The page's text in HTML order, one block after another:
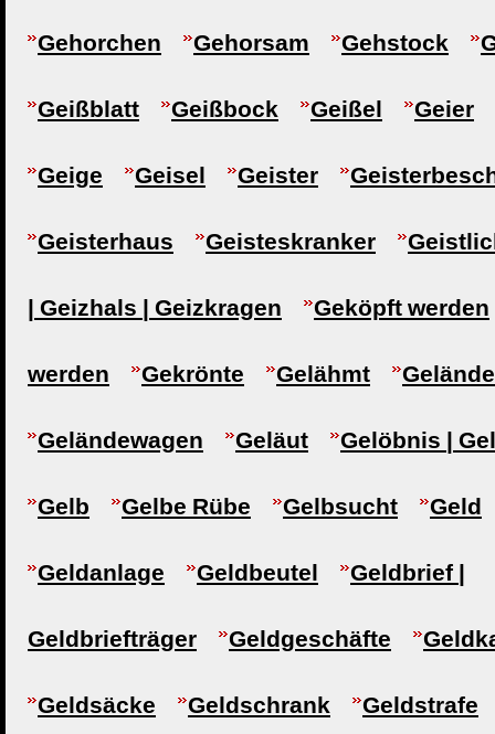
Gehorchen Gehorsam Gehstock
Geißblatt Geißbock Geißel Geier
Geige Geisel Geister
Geisterhaus Geisteskranker
| Geizhals | Geizkragen Geköpft werden
werden Gekrönte Gelähmt
Geländewagen Geläut Gelöbnis |
Gelb Gelbe Rübe Gelbsucht Geld
Geldanlage Geldbeutel Geldbrief |
Geldbriefträger Geldgeschäfte
Geldsäcke Geldschrank Geldstrafe